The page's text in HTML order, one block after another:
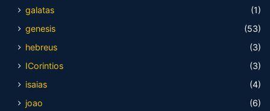
galatas
(1)
genesis
(53)
hebreus
(3)
ICorintios
(3)
isaias
(4)
joao
(6)